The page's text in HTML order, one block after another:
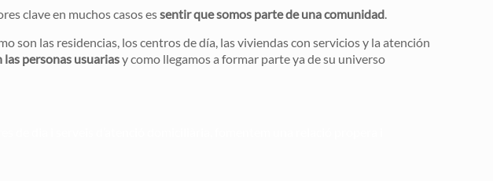
clave en muchos casos essentir que somos parte de una comunidad.
son las residencias, los centros de día, las viviendas con servicios y la atención
personas usuariasy como llegamos a formar parte ya de su universo